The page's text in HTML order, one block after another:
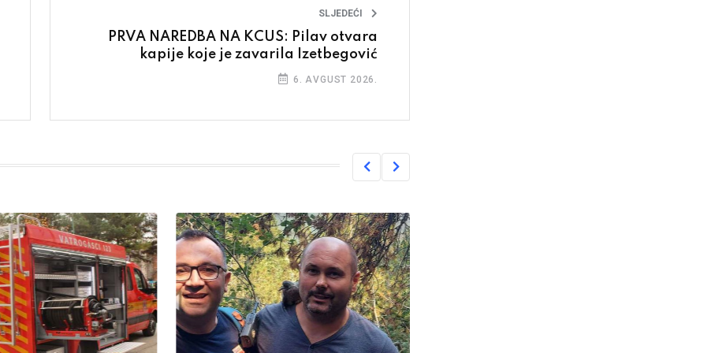
SLJEDEĆI
PRVA NAREDBA NA KCUS: Pilav otvara
kapije koje je zavarila Izetbegović
6. AVGUST 2026.